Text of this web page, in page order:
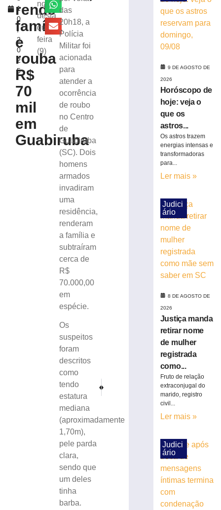
1
0
2
0
2
5
rende
família
e
rouba
R$
70
mil
em
Guabiruba
noite
desta
quinta-
feira
(9)
das
20h18, a
Polícia
Militar foi
acionada
para
atender a
ocorrência
de roubo
no Centro
de
Guabiruba
(SC). Dois
homens
armados
invadiram
uma
residência,
renderam
a família e
subtraíram
cerca de
R$
70.000,00
em
espécie.
Os
suspeitos
foram
descritos
como
tendo
estatura
mediana
(aproximadamente
1,70m),
pele parda
clara,
sendo que
um deles
tinha
barba.
Homem pede ajuda, furta celular e acaba
Motorista fica ferido após colidir em carro
bancárias
após
carro
apresentar
problemas
Homem
tropeça
pista
atropelado
Homem
preso
quase
maconha
9 DE AGOSTO DE
2026
Horóscopo de
hoje: veja o
que os
astros...
Os astros trazem
energias intensas e
transformadoras
para...
Ler mais »
Judici
ário
8 DE AGOSTO DE
2026
Justiça manda
retirar nome
de mulher
registrada
como...
Fruto de relação
extraconjugal do
marido, registro
civil...
Ler mais »
Judici
ário